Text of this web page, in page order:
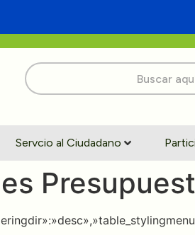
Buscar:
Servcio al Ciudadano